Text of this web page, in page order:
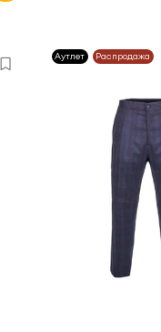
Аутлет Распродажа